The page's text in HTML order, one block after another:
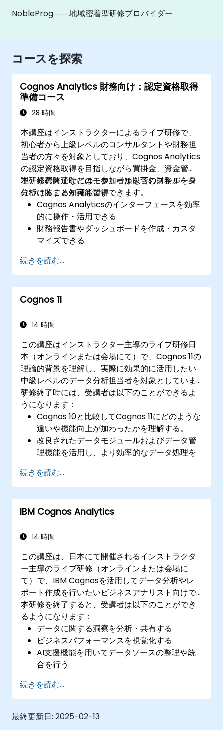
NobleProg――地域密着型研修プロバイダー
コースを探索
Cognos Analytics 財務向け：認定資格取得
準備コース
28 時間
本講座はインストラクターによるライブ研修で、
初心者から上級レベルのコンサルタントや財務担
当者の方々を対象としており、Cognos Analytics
の認定資格取得を目指しながら買掛金、資金管
理、経費関連などのモジュールを含む財務データ
分析に関する知識も習得できます。
本研修の終了時には、参加者は以下のスキルを身
につけることが可能です：
Cognos Analyticsのインターフェースを効率
的に操作・活用できる
財務報告書やダッシュボードを作成・カスタ
マイズできる
化が行える
Cognos Analytics認定試験に備えることがで
きる
続きを読む...
Cognos 11
14 時間
この講座はインストラクター主導のライブ研修日
本（オンラインまたは会場にて）で、Cognos 11の
理論的背景を理解し、実際に効果的に活用したい
中級レベルのデータ分析担当者を対象としていま
す。
研修終了時には、受講者は以下のことができるよ
うになります：
Cognos 10と比較してCognos 11にどのような
違いや機能向上が加わったかを理解する。
改良されたデータモジュールおよびデータ管
理機能を活用し、より効率的なデータ処理を
Cognos 11へのスムーズな移行と最適な利用の
ためのベストプラクティスを実践できる。
続きを読む...
IBM Cognos Analytics
14 時間
この講座は、日本にて開催されるインストラクタ
ー主導のライブ研修（オンラインまたは会場に
て）で、IBM Cognosを活用してデータ分析やレ
ポート作成を行いたいビジネスアナリスト向けで
す。
本研修を終了すると、受講者は以下のことができ
るようになります：
データに関する洞察を分析・共有する
ビジネスパフォーマンスを視覚化する
AI支援機能を用いてデータソースの整理や統
合を行う
で、データ内の隠れた傾向を見つけ出す
続きを読む...
最終更新日: 2025-02-13